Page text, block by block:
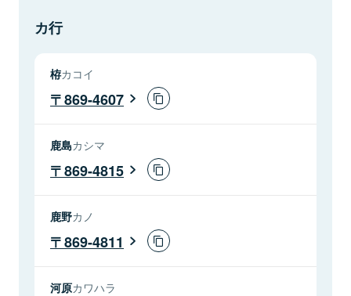
カ行
栫カコイ
869-4607
鹿島カシマ
869-4815
鹿野カノ
869-4811
河原カワハラ